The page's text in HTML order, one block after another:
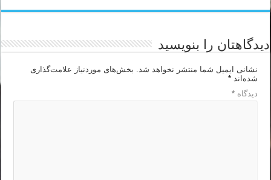
دیدگاهتان را بنویسید
نشانی ایمیل شما منتشر نخواهد شد.
بخش‌های موردنیاز علامت‌گذاری
شده‌اند*
دیدگاه*